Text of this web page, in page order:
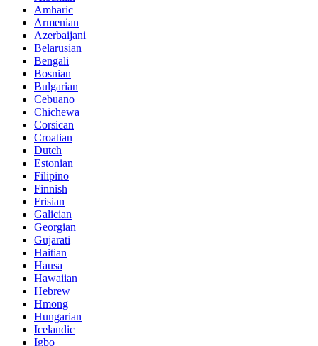
Amharic
Armenian
Azerbaijani
Belarusian
Bengali
Bosnian
Bulgarian
Cebuano
Chichewa
Corsican
Croatian
Dutch
Estonian
Filipino
Finnish
Frisian
Galician
Georgian
Gujarati
Haitian
Hausa
Hawaiian
Hebrew
Hmong
Hungarian
Icelandic
Igbo